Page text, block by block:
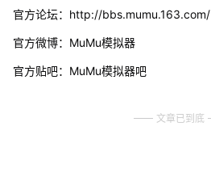
官方论坛：http://bbs.mumu.163.com/
官方微博：MuMu模拟器
官方贴吧：MuMu模拟器吧
文章已到底